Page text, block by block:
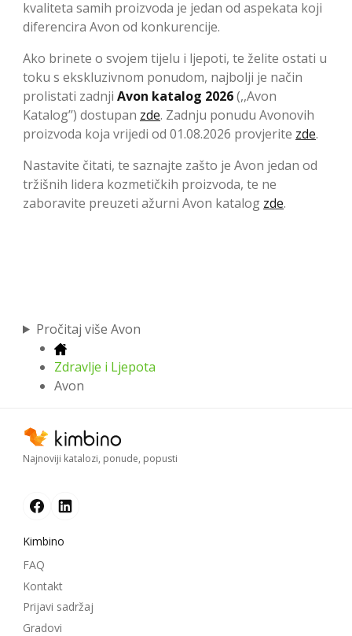
kvaliteta samih proizvoda je jedan od aspekata koji
diferencira Avon od konkurencije.
Ako brinete o svojem tijelu i ljepoti, te želite ostati u
toku s ekskluzivnom ponudom, najbolji je način
prolistati zadnji Avon katalog 2026(,,Avon
Katalog’’) dostupan zde. Zadnju ponudu Avonovih
proizvoda koja vrijedi od 01.08.2026 provjerite zde.
Nastavite čitati, te saznajte zašto je Avon jedan od
tržišnih lidera kozmetičkih proizvoda, te ne
zaboravite preuzeti ažurni Avon katalog zde.
Pročitaj više Avon
Zdravlje i Ljepota
Avon
Najnoviji katalozi, ponude, popusti
Kimbino
FAQ
Kontakt
Prijavi sadržaj
Gradovi